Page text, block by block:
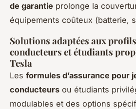
de garantie prolonge la
équipements coûteux (batterie,
Solutions adaptées aux
conducteurs et étudiants
Tesla
Les formules d’assurance pour
conducteurs ou étudiants
modulables et des options